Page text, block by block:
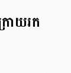
ោយរក